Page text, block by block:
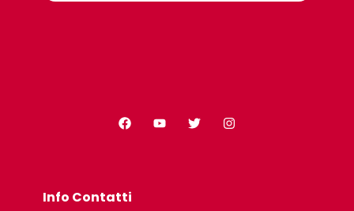
Info Contatti